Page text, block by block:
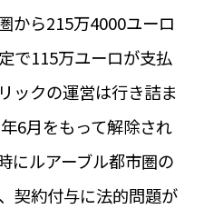
#いざという時に
#サステナブル
ティー
#コスメ
#フロマージュ
#おでかけ
から215万4000ユーロ
で115万ユーロが支払
ックの運営は行き詰ま
6月をもって解除され
にルアーブル都市圏の
契約付与に法的問題が